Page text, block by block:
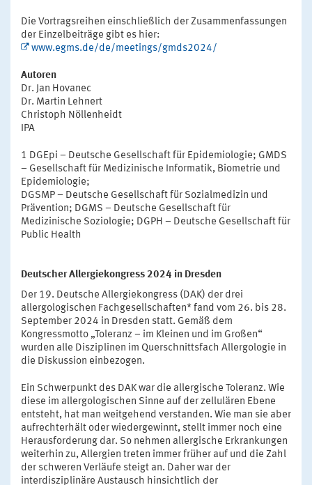
Die Vortragsreihen einschließlich der Zusammenfassungen
der Einzelbeiträge gibt es hier:
www.egms.de/de/meetings/gmds2024/
Autoren
Dr. Jan Hovanec
Dr. Martin Lehnert
Christoph Nöllenheidt
IPA
1 DGEpi – Deutsche Gesellschaft für Epidemiologie; GMDS
– Gesellschaft für Medizinische Informatik, Biometrie und
Epidemiologie;
DGSMP – Deutsche Gesellschaft für Sozialmedizin und
Prävention; DGMS – Deutsche Gesellschaft für
Medizinische Soziologie; DGPH – Deutsche Gesellschaft für
Public Health
Deutscher Allergiekongress 2024 in Dresden
Der 19. Deutsche Allergiekongress (DAK) der drei
allergologischen Fachgesellschaften* fand vom 26. bis 28.
September 2024 in Dresden statt. Gemäß dem
Kongressmotto „Toleranz – im Kleinen und im Großen“
wurden alle Disziplinen im Querschnittsfach Allergologie in
die Diskussion einbezogen.
Ein Schwerpunkt des DAK war die allergische Toleranz. Wie
diese im allergologischen Sinne auf der zellulären Ebene
entsteht, hat man weitgehend verstanden. Wie man sie aber
aufrechterhält oder wiedergewinnt, stellt immer noch eine
Herausforderung dar. So nehmen allergische Erkrankungen
weiterhin zu, Allergien treten immer früher auf und die Zahl
der schweren Verläufe steigt an. Daher war der
interdisziplinäre Austausch hinsichtlich der